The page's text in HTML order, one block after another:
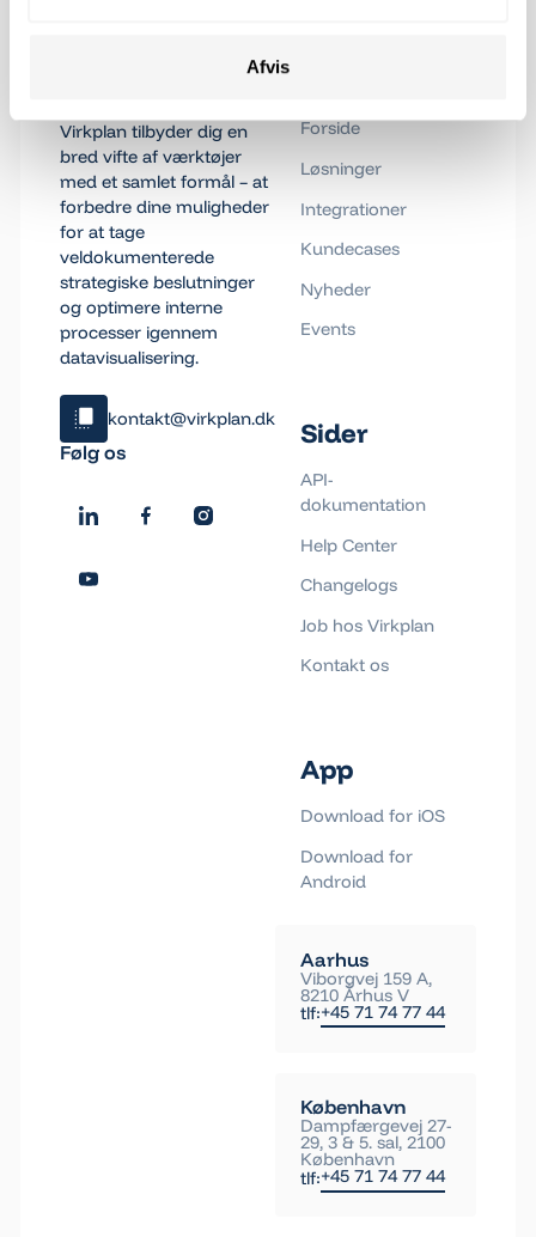
Afvis
Virkplan tilbyder dig en
bred vifte af værktøjer
med et samlet formål – at
forbedre dine muligheder
for at tage
veldokumenterede
strategiske beslutninger
og optimere interne
processer igennem
datavisualisering.
kontakt@virkplan.dk
Klik og kopiér email
Email blev kopieret!
Følg os
Forside
Løsninger
Integrationer
Kundecases
Nyheder
Events
Sider
API-
dokumentation
Help Center
Changelogs
Job hos Virkplan
Kontakt os
App
Download for iOS
Download for
Android
Aarhus
Viborgvej 159 A,
8210 Århus V
tlf:+45 71 74 77 44
København
Dampfærgevej 27-
29, 3 & 5. sal, 2100
København
tlf:+45 71 74 77 44